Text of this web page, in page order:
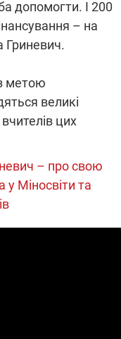
допомогти. І 200
– на
Гриневич.
метою
великі
цих
– про свою
Міносвіти та